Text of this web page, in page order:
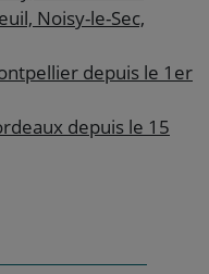
Noisy-le-Sec,
depuis le 1er
depuis le 15